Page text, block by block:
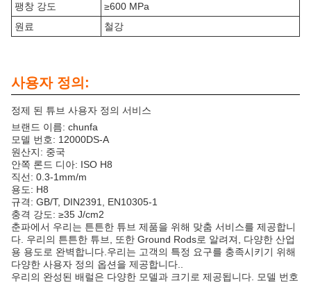
팽창 강도
≥600 MPa
원료
철강
사용자 정의:
정제 된 튜브 사용자 정의 서비스
브랜드 이름: chunfa
모델 번호: 12000DS-A
원산지: 중국
안쪽 론드 디아: ISO H8
직선: 0.3-1mm/m
용도: H8
규격: GB/T, DIN2391, EN10305-1
충격 강도: ≥35 J/cm2
춘파에서 우리는 튼튼한 튜브 제품을 위해 맞춤 서비스를 제공합니
다. 우리의 튼튼한 튜브, 또한 Ground Rods로 알려져, 다양한 산업
용 용도로 완벽합니다.우리는 고객의 특정 요구를 충족시키기 위해
다양한 사용자 정의 옵션을 제공합니다..
우리의 완성된 배럴은 다양한 모델과 크기로 제공됩니다. 모델 번호